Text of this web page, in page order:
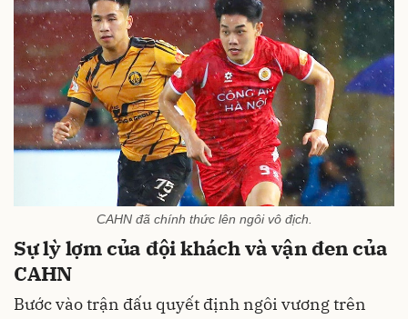
CAHN đã chính thức lên ngôi vô địch.
Sự lỳ lợm của đội khách và vận đen của
CAHN
Bước vào trận đấu quyết định ngôi vương trên